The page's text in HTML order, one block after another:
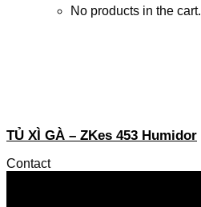
No products in the cart.
TỦ XÌ GÀ – ZKes 453 Humidor
Contact